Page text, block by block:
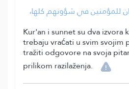
للمؤمنين في شؤونهم كلها،
Kur'an i sunnet su dva izvora
trebaju vraćati u svim svojim
tražiti odgovore na svoja
prilikom razilaženja.